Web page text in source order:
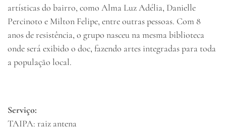
artísticas do bairro, como Alma Luz Adélia, Danielle
Percinoto e Milton Felipe, entre outras pessoas. Com 8
anos de resistência, o grupo nasceu na mesma biblioteca
onde será exibido o doc, fazendo artes integradas para toda
a população local.
Serviço:
TAIPA: raiz antena